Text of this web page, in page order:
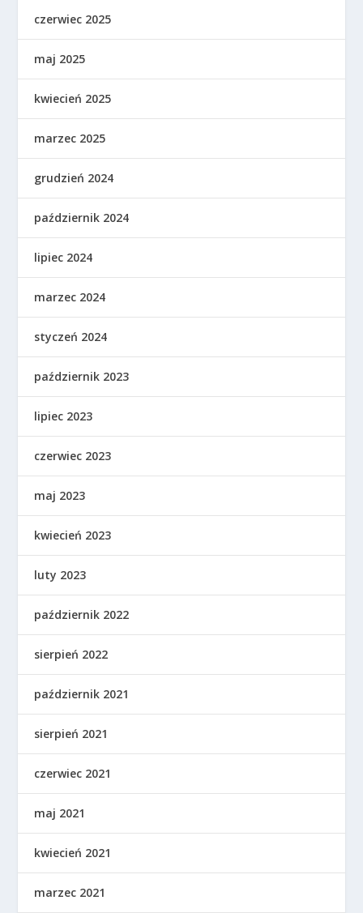
czerwiec 2025
maj 2025
kwiecień 2025
marzec 2025
grudzień 2024
październik 2024
lipiec 2024
marzec 2024
styczeń 2024
październik 2023
lipiec 2023
czerwiec 2023
maj 2023
kwiecień 2023
luty 2023
październik 2022
sierpień 2022
październik 2021
sierpień 2021
czerwiec 2021
maj 2021
kwiecień 2021
marzec 2021